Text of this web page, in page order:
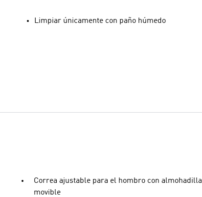
Limpiar únicamente con paño húmedo
Correa ajustable para el hombro con almohadilla
movible